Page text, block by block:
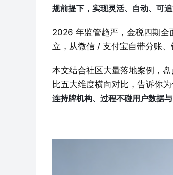
规前提下，实现灵活、自动、可
2026 年监管趋严，金税四期全
立，从微信 / 支付宝自带分账
本文结合社区大量落地案例，盘
比五大维度横向对比，告诉你
连持牌机构、过程不碰用户数据